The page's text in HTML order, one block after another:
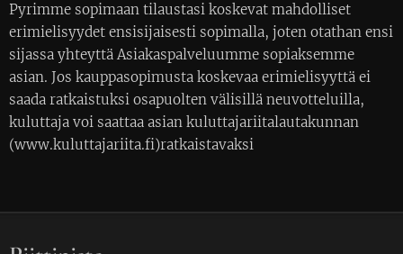
Pyrimme sopimaan tilaustasi koskevat mahdolliset
erimielisyydet ensisijaisesti sopimalla, joten otathan ensi
sijassa yhteyttä Asiakaspalveluumme sopiaksemme
asian. Jos kauppasopimusta koskevaa erimielisyyttä ei
saada ratkaistuksi osapuolten välisillä neuvotteluilla,
kuluttaja voi saattaa asian kuluttajariitalautakunnan
(www.kuluttajariita.fi)ratkaistavaksi